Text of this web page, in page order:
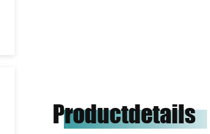
Productdetails